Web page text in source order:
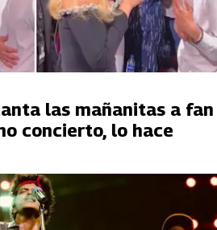
las mañanitas a fan
concierto, lo hace